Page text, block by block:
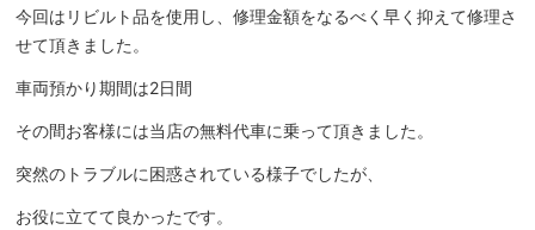
今回はリビルト品を使用し、修理金額をなるべく早く抑えて修理さ
せて頂きました。
車両預かり期間は2日間
その間お客様には当店の無料代車に乗って頂きました。
突然のトラブルに困惑されている様子でしたが、
お役に立てて良かったです。